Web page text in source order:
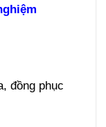
đồng phục